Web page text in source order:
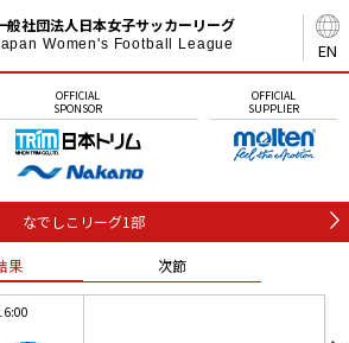
EN
般社団法人日本女子サッカーリーグ
Women's Football League
OFFICIAL
SPONSOR
OFFICIAL
SUPPLIER
なでしこリーグ1部
果 次節